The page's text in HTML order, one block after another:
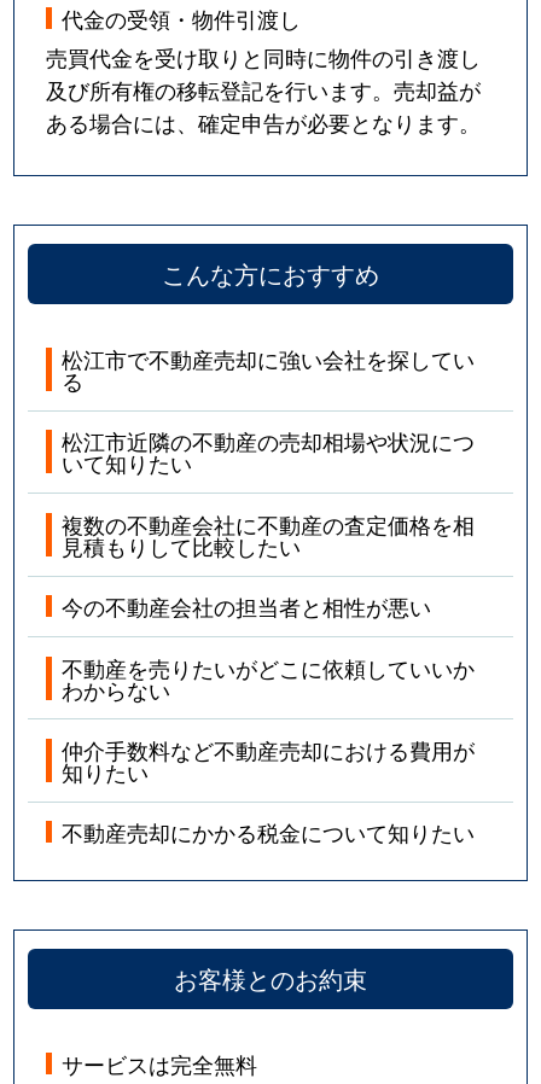
代金の受領・物件引渡し
売買代金を受け取りと同時に物件の引き渡し
及び所有権の移転登記を行います。売却益が
ある場合には、確定申告が必要となります。
こんな方におすすめ
松江市で不動産売却に強い会社を探してい
る
松江市近隣の不動産の売却相場や状況につ
いて知りたい
複数の不動産会社に不動産の査定価格を相
見積もりして比較したい
今の不動産会社の担当者と相性が悪い
不動産を売りたいがどこに依頼していいか
わからない
仲介手数料など不動産売却における費用が
知りたい
不動産売却にかかる税金について知りたい
お客様とのお約束
サービスは完全無料